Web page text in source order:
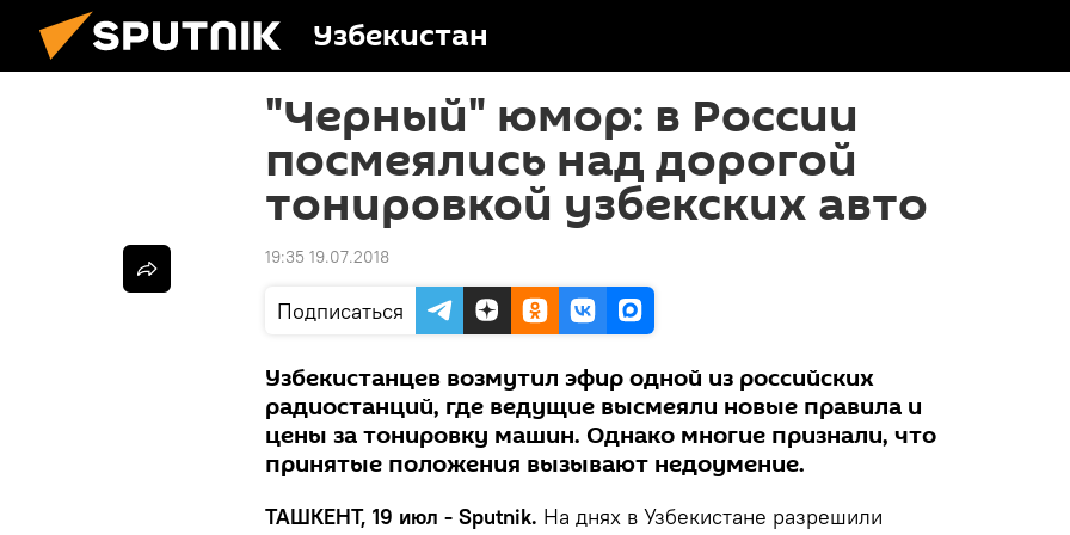
Узбекистан
"Черный" юмор: в России
посмеялись над дорогой
тонировкой узбекских авто
19:35 19.07.2018
Подписаться
Узбекистанцев возмутил эфир одной из российских
радиостанций, где ведущие высмеяли новые правила и
цены за тонировку машин. Однако многие признали, что
принятые положения вызывают недоумение.
ТАШКЕНТ, 19 июл - Sputnik. На днях в Узбекистане разрешили